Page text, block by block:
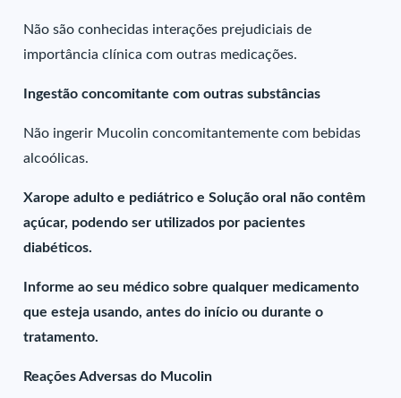
Não são conhecidas interações prejudiciais de
importância clínica com outras medicações.
Ingestão concomitante com outras substâncias
Não ingerir Mucolin concomitantemente com bebidas
alcoólicas.
Xarope adulto e pediátrico e Solução oral não contêm
açúcar, podendo ser utilizados por pacientes
diabéticos.
Informe ao seu médico sobre qualquer medicamento
que esteja usando, antes do início ou durante o
tratamento.
Reações Adversas do Mucolin